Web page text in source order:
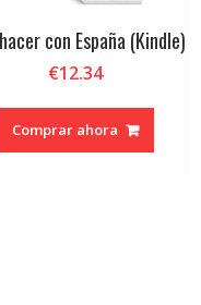
con España (Kindle)
€12.34
Comprar ahora